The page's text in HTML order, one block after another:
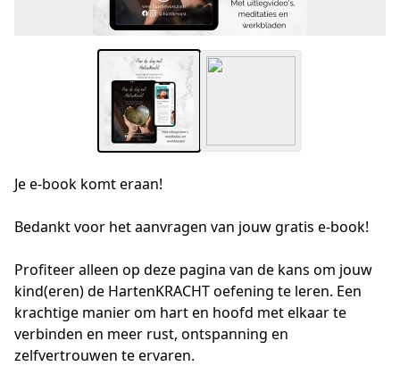
Je e-book komt eraan!
Bedankt voor het aanvragen van jouw gratis e-book!
Profiteer alleen op deze pagina van de kans om jouw
kind(eren) de HartenKRACHT oefening te leren. Een
krachtige manier om hart en hoofd met elkaar te
verbinden en meer rust, ontspanning en
zelfvertrouwen te ervaren.